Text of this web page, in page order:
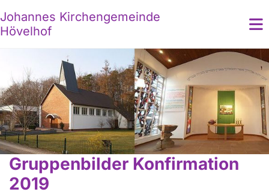
Johannes Kirchengemeinde
Hövelhof
Gruppenbilder Konfirmation
2019